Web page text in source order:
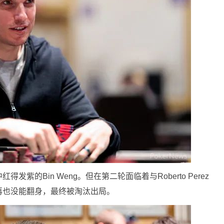
得发紫的Bin Weng。但在第二轮面临着与Roberto Perez
没能翻身，最终被淘汰出局。